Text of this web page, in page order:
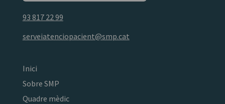
93 817 22 99
serveiatenciopacient@smp.cat
Inici
Sobre SMP
Quadre mèdic